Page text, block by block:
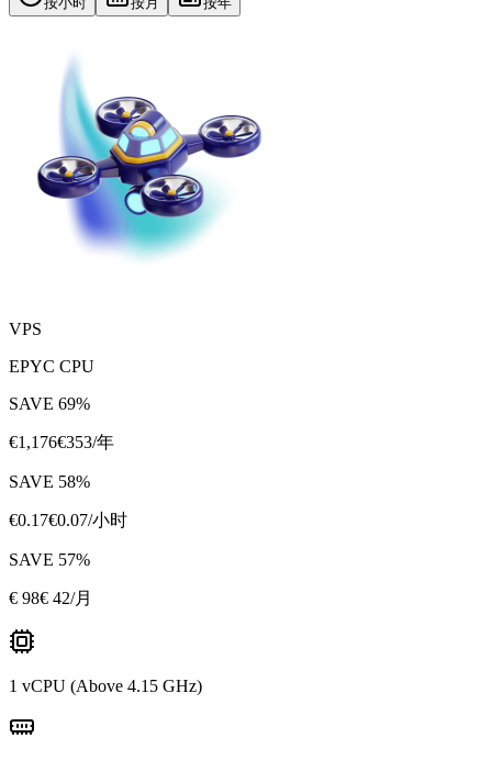
VPS
EPYC CPU
SAVE 69%
€1,176€353/年
SAVE 58%
€0.17€0.07/小时
SAVE 57%
€ 98€ 42/月
1 vCPU (Above 4.15 GHz)